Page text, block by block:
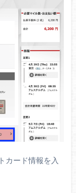
カード情報を入